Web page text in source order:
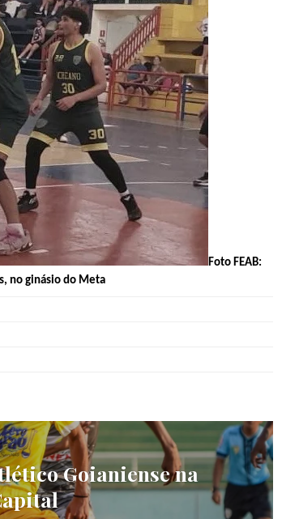
Foto FEAB:
no ginásio do Meta
Goianiense na